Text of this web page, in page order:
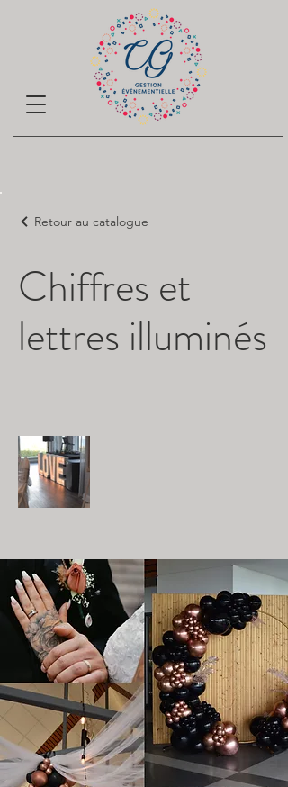
Retour au catalogue
Chiffres et
lettres illuminés